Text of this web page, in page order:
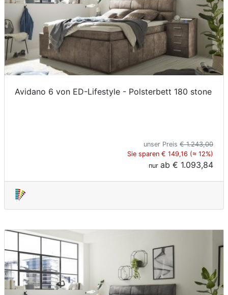
Avidano 6 von ED-Lifestyle - Polsterbett 180 stone
unser Preis € 1.243,00
Sie sparen € 149,16 (≈ 12%)
nur ab € 1.093,84